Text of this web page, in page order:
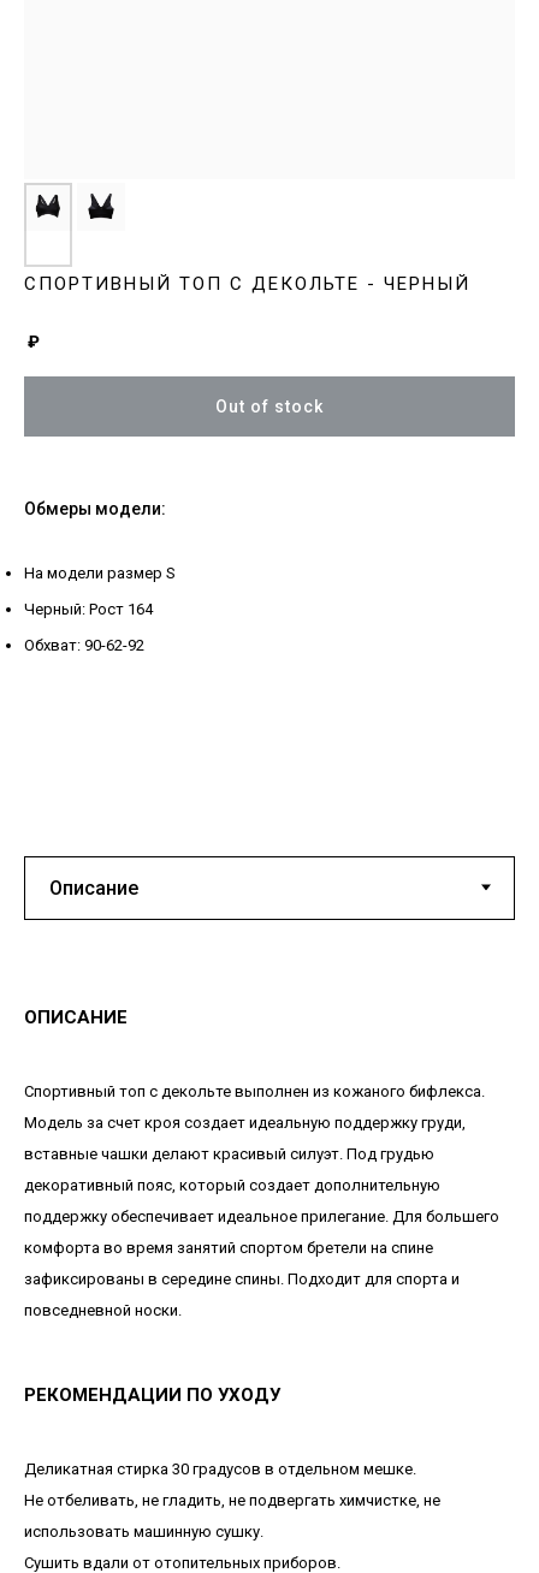
СПОРТИВНЫЙ ТОП С ДЕКОЛЬТЕ - ЧЕРНЫЙ
₽
Out of stock
Обмеры модели:
На модели размер S
Черный: Рост 164
Обхват: 90-62-92
ОПИСАНИЕ
Спортивный топ с декольте выполнен из кожаного бифлекса.
Модель за счет кроя создает идеальную поддержку груди,
вставные чашки делают красивый силуэт. Под грудью
декоративный пояс, который создает дополнительную
поддержку обеспечивает идеальное прилегание. Для большего
комфорта во время занятий спортом бретели на спине
зафиксированы в середине спины. Подходит для спорта и
повседневной носки.
РЕКОМЕНДАЦИИ ПО УХОДУ
Деликатная стирка 30 градусов в отдельном мешке.
Не отбеливать, не гладить, не подвергать химчистке, не
использовать машинную сушку.
Сушить вдали от отопительных приборов.